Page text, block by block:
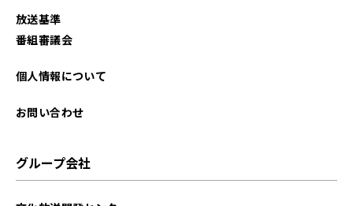
2025年05月
2025年02月
放送基準
番組審議会
個人情報について
お問い合わせ
グループ会社